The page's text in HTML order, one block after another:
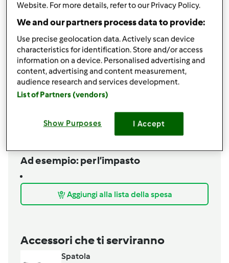
Ingredienti
Prezzemolo
50gprezzemolo
parmigiano
Ad esempio: per l’impasto
Aggiungi alla lista della spesa
Accessori che ti serviranno
Spatola
Website. For more details, refer to our Privacy Policy.
We and our partners process data to provide:
Use precise geolocation data. Actively scan device
characteristics for identification. Store and/or access
information on a device. Personalised advertising and
content, advertising and content measurement,
audience research and services development.
List of Partners (vendors)
Show Purposes I Accept